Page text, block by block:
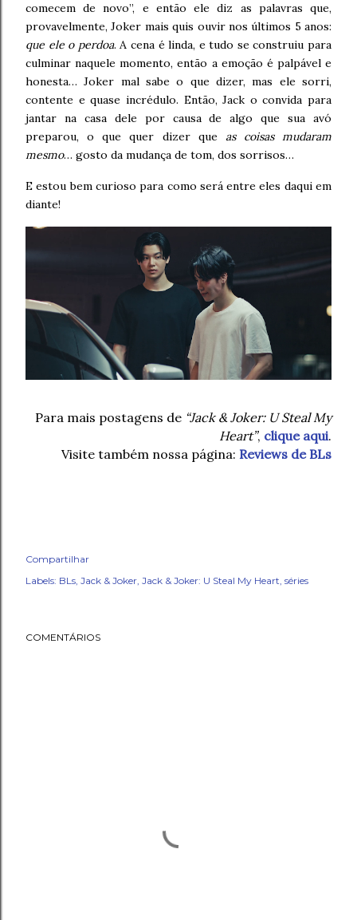
comecem de novo”, e então ele diz as palavras que,
provavelmente, Joker mais quis ouvir nos últimos 5 anos:
que ele o perdoa. A cena é linda, e tudo se construiu para
culminar naquele momento, então a emoção é palpável e
honesta… Joker mal sabe o que dizer, mas ele sorri,
contente e quase incrédulo. Então, Jack o convida para
jantar na casa dele por causa de algo que sua avó
preparou, o que quer dizer que as coisas mudaram
mesmo… gosto da mudança de tom, dos sorrisos…
E estou bem curioso para como será entre eles daqui em
diante!
Para mais postagens de “Jack & Joker: U Steal My
Heart”, clique aqui.
Visite também nossa página: Reviews de BLs
Compartilhar
Labels: BLs Jack & Joker Jack & Joker: U Steal My Heart séries
COMENTÁRIOS